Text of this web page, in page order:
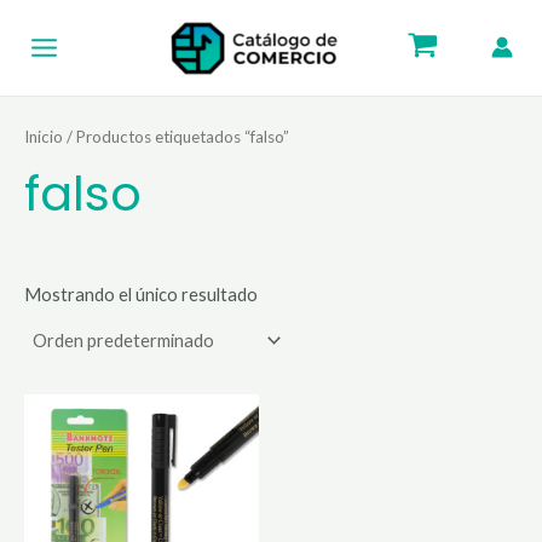
Menu
Inicio / Productos etiquetados “falso”
falso
Mostrando el único resultado